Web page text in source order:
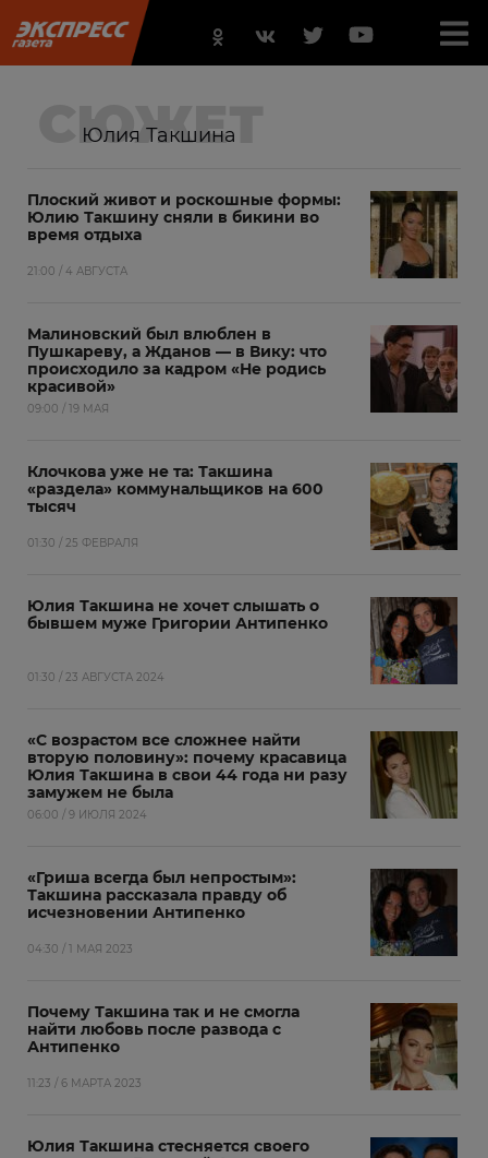
СЮЖЕТ
Юлия Такшина
Плоский живот и роскошные формы:
Юлию Такшину сняли в бикини во
время отдыха
21:00 / 4 АВГУСТА
Малиновский был влюблен в
Пушкареву, а Жданов — в Вику: что
происходило за кадром «Не родись
красивой»
09:00 / 19 МАЯ
Клочкова уже не та: Такшина
«раздела» коммунальщиков на 600
тысяч
01:30 / 25 ФЕВРАЛЯ
Юлия Такшина не хочет слышать о
бывшем муже Григории Антипенко
01:30 / 23 АВГУСТА 2024
«С возрастом все сложнее найти
вторую половину»: почему красавица
Юлия Такшина в свои 44 года ни разу
замужем не была
06:00 / 9 ИЮЛЯ 2024
«Гриша всегда был непростым»:
Такшина рассказала правду об
исчезновении Антипенко
04:30 / 1 МАЯ 2023
Почему Такшина так и не смогла
найти любовь после развода с
Антипенко
11:23 / 6 МАРТА 2023
Юлия Такшина стесняется своего